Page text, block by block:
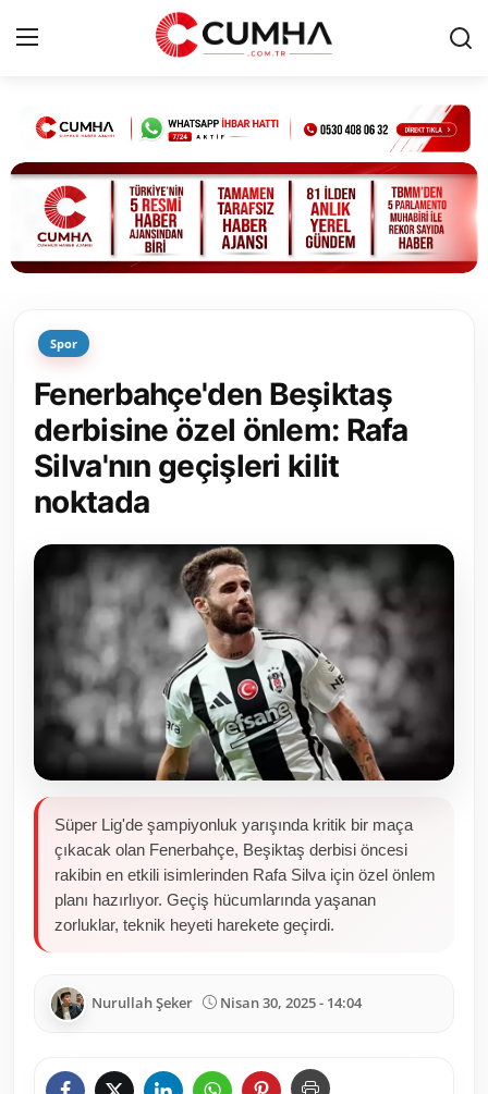
Kurumsal
Cumhurbaşkanlığı
Bakanlıklar
Siyasi Partiler
Yerel Yönetimler
Mülki İdare
Toplum ve Yaşam
Sivil Toplum Kuruluşları
Kamu Kurumları ve Üst Kurullar
Resmi Reklamlar
Spor
Fenerbahçe'den Beşiktaş
derbisine özel önlem: Rafa
Silva'nın geçişleri kilit
noktada
Süper Lig'de şampiyonluk yarışında kritik bir maça
çıkacak olan Fenerbahçe, Beşiktaş derbisi öncesi
rakibin en etkili isimlerinden Rafa Silva için özel önlem
planı hazırlıyor. Geçiş hücumlarında yaşanan
zorluklar, teknik heyeti harekete geçirdi.
Nurullah Şeker Nisan 30, 2025 - 14:04